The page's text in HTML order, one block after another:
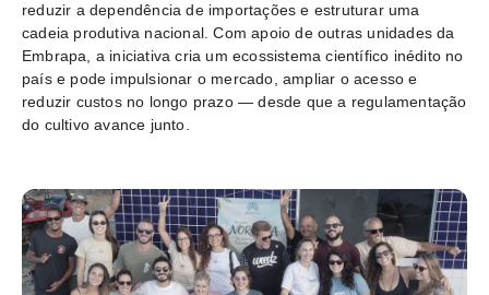
reduzir a dependência de importações e estruturar uma
cadeia produtiva nacional. Com apoio de outras unidades da
Embrapa, a iniciativa cria um ecossistema científico inédito no
país e pode impulsionar o mercado, ampliar o acesso e
reduzir custos no longo prazo — desde que a regulamentação
do cultivo avance junto.